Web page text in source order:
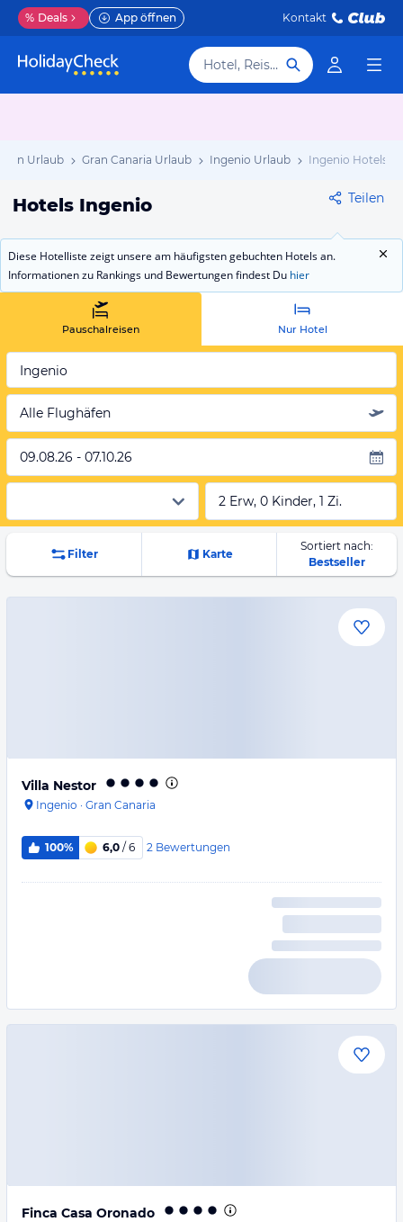
% Deals App öffnen Kontakt
Hotel, Reiseziel
Urlaub Gran Canaria Urlaub Ingenio Urlaub Ingenio Hotels
Hotels Ingenio Teilen
Diese Hotelliste zeigt unsere am häufigsten gebuchten Hotels an.
Informationen zu Rankings und Bewertungen findest Du hier
Pauschalreisen Nur Hotel
Ingenio
Alle Flughäfen
09.08.26 - 07.10.26
2 Erw, 0 Kinder, 1 Zi.
Filter Karte
Sortiert nach:
Bestseller
Villa Nestor
Ingenio · Gran Canaria
100% 6,0 / 6 2 Bewertungen
Finca Casa Oronado